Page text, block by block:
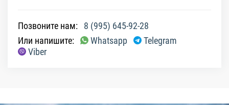
Позвоните нам:
8 (995) 645-92-28
Или напишите:
Whatsapp
Telegram
Viber